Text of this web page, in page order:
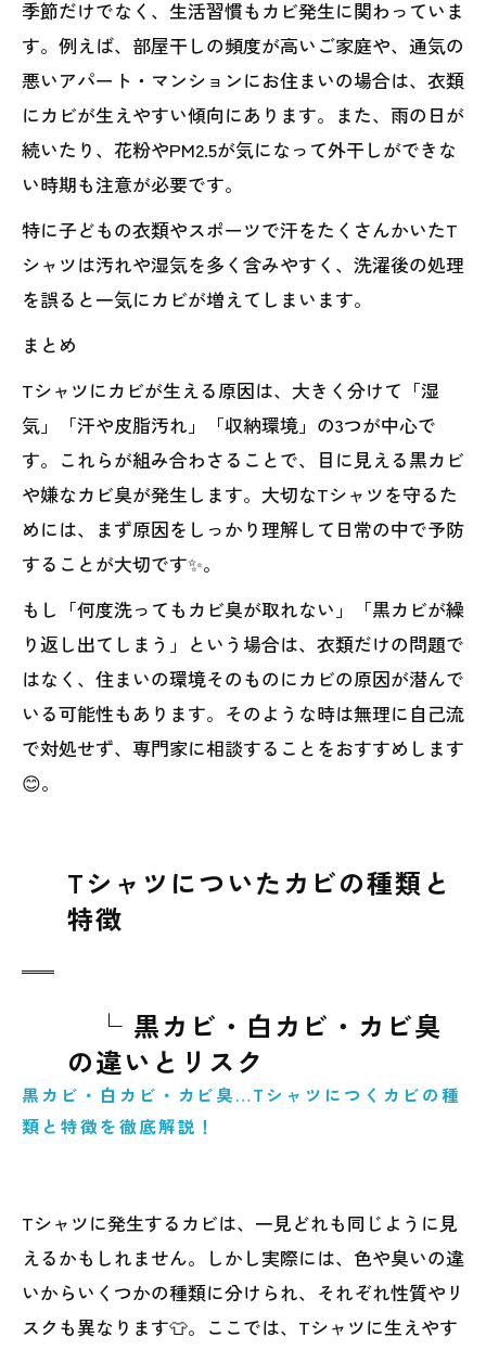
季節だけでなく、生活習慣もカビ発生に関わっていま
す。例えば、部屋干しの頻度が高いご家庭や、通気の
悪いアパート・マンションにお住まいの場合は、衣類
にカビが生えやすい傾向にあります。また、雨の日が
続いたり、花粉やPM2.5が気になって外干しができな
い時期も注意が必要です。
特に子どもの衣類やスポーツで汗をたくさんかいたT
シャツは汚れや湿気を多く含みやすく、洗濯後の処理
を誤ると一気にカビが増えてしまいます。
まとめ
Tシャツにカビが生える原因は、大きく分けて「湿
気」「汗や皮脂汚れ」「収納環境」の3つが中心で
す。これらが組み合わさることで、目に見える黒カビ
や嫌なカビ臭が発生します。大切なTシャツを守るた
めには、まず原因をしっかり理解して日常の中で予防
することが大切です✨。
もし「何度洗ってもカビ臭が取れない」「黒カビが繰
り返し出てしまう」という場合は、衣類だけの問題で
はなく、住まいの環境そのものにカビの原因が潜んで
いる可能性もあります。そのような時は無理に自己流
で対処せず、専門家に相談することをおすすめします
😊。
Tシャツについたカビの種類と
特徴
└ 黒カビ・白カビ・カビ臭
の違いとリスク
黒カビ・白カビ・カビ臭…Tシャツにつくカビの種
類と特徴を徹底解説！
Tシャツに発生するカビは、一見どれも同じように見
えるかもしれません。しかし実際には、色や臭いの違
いからいくつかの種類に分けられ、それぞれ性質やリ
スクも異なります👕。ここでは、Tシャツに生えやす